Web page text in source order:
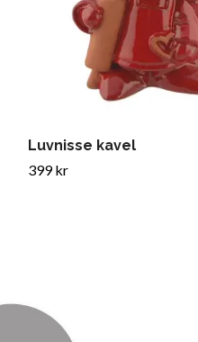
Luvnisse kavel
399 kr